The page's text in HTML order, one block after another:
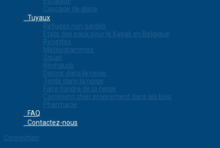
Cascade de glace
Tuyaux
Refuges non gardés
Etats des eaux pour le Kayak en Belgique
Recettes
Météogrammes
Squat
Réchauds
Dormir dans la neige
Tente dans la neige
Faire fondre de la neige
Comment chier proprement dans les bois
Pharmacie
FAQ
Contactez-nous
Connection